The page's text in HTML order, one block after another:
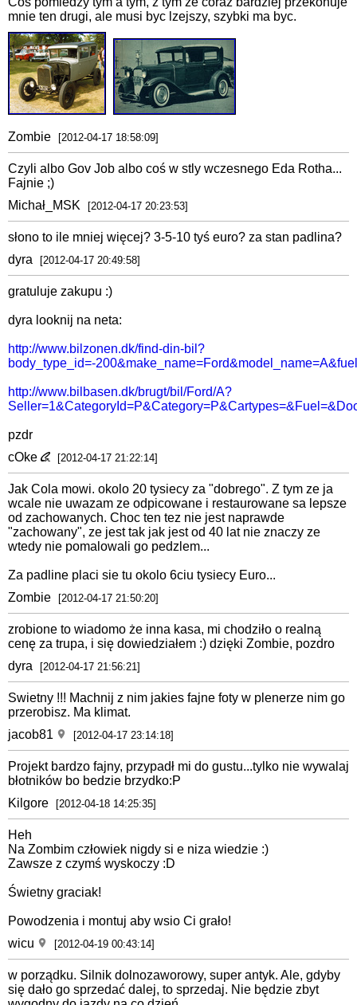
mnie ten drugi, ale musi byc lzejszy, szybki ma byc.
Zombie [2012-04-17 18:58:09]
Czyli albo Gov Job albo coś w stly wczesnego Eda Rotha...
Fajnie ;)
Michał_MSK
[2012-04-17 20:23:53]
słono to ile mniej więcej? 3-5-10 tyś euro? za stan padlina?
dyra
[2012-04-17 20:49:58]
gratuluje zakupu :)
dyra looknij na neta:
http://www.bilzonen.dk/find-din-bil?
body_type_id=-
http://www.bilbasen.dk/brugt/bil/Ford/A?
pzdr
cOke
[2012-04-17 21:22:14]
Jak Cola mowi. okolo 20 tysiecy za "dobrego". Z tym ze ja
wcale nie uwazam ze odpicowane i restaurowane sa lepsze
od zachowanych. Choc ten tez nie jest naprawde
"zachowany", ze jest tak jak jest od 40 lat nie znaczy ze
wtedy nie pomalowali go pedzlem...
Za padline placi sie tu okolo 6ciu tysiecy Euro...
Zombie
[2012-04-17 21:50:20]
zrobione to wiadomo że inna kasa, mi chodziło o realną
cenę za trupa, i się dowiedziałem :) dzięki Zombie, pozdro
dyra
[2012-04-17 21:56:21]
Swietny !!! Machnij z nim jakies fajne foty w plenerze nim go
przerobisz. Ma klimat.
jacob81
[2012-04-17 23:14:18]
Projekt bardzo fajny, przypadł mi do gustu...tylko nie wywalaj
błotników bo bedzie brzydko:P
Kilgore
[2012-04-18 14:25:35]
Heh
Na Zombim człowiek nigdy si e niza wiedzie :)
Zawsze z czymś wyskoczy :D
Świetny graciak!
Powodzenia i montuj aby wsio Ci grało!
wicu
[2012-04-19 00:43:14]
w porządku. Silnik dolnozaworowy, super antyk. Ale, gdyby
się dało go sprzedać dalej, to sprzedaj. Nie będzie zbyt